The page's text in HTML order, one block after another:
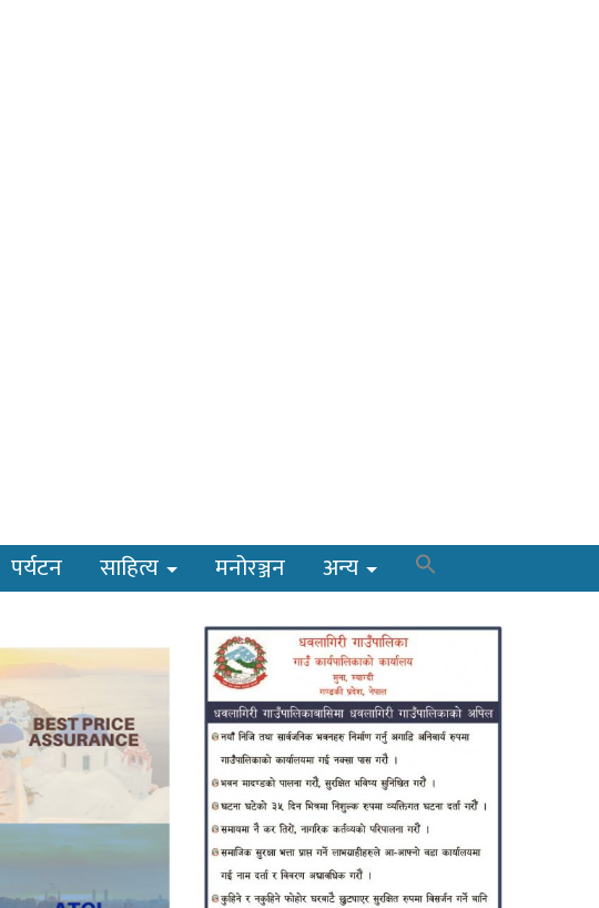
पर्यटन साहित्य मनोरञ्जन अन्य